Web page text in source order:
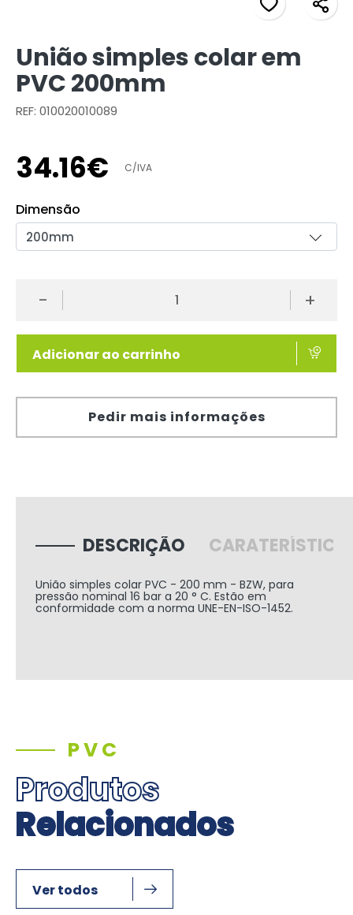
União simples colar em
PVC 200mm
REF: 010020010089
34.16€ C/IVA
Dimensão
- +
Adicionar ao carrinho
Pedir mais informações
DESCRIÇÃO
União simples colar PVC - 200 mm - BZW, para
pressão nominal 16 bar a 20 ° C. Estão em
conformidade com a norma UNE-EN-ISO-1452.
PVC
Produtos
Relacionados
Ver todos